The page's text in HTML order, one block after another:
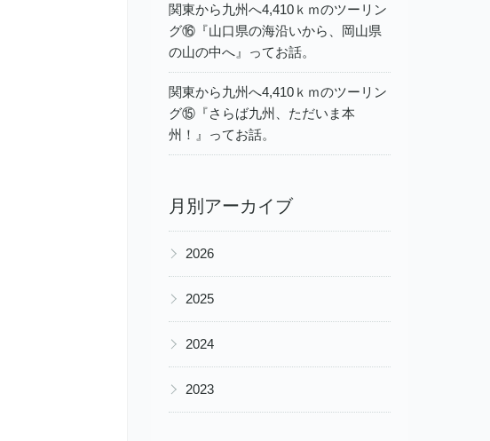
関東から九州へ4,410ｋｍのツーリン
グ⑯『山口県の海沿いから、岡山県
の山の中へ』ってお話。
関東から九州へ4,410ｋｍのツーリン
グ⑮『さらば九州、ただいま本
州！』ってお話。
月別アーカイブ
▶ 2026
▶ 2025
▶ 2024
▶ 2023